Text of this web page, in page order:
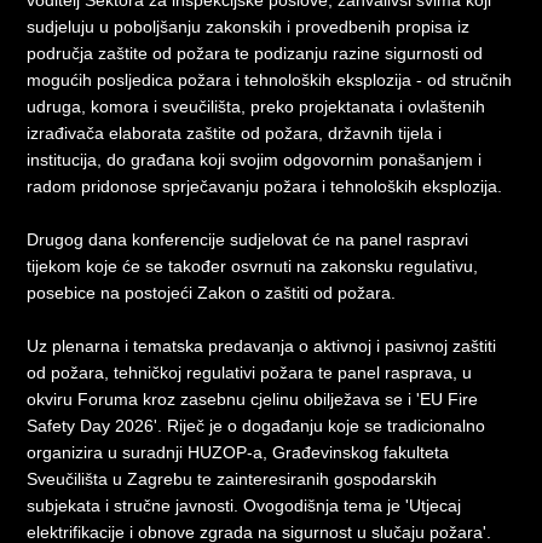
sudjeluju u poboljšanju zakonskih i provedbenih propisa iz
područja zaštite od požara te podizanju razine sigurnosti od
mogućih posljedica požara i tehnoloških eksplozija - od stručnih
udruga, komora i sveučilišta, preko projektanata i ovlaštenih
izrađivača elaborata zaštite od požara, državnih tijela i
institucija, do građana koji svojim odgovornim ponašanjem i
radom pridonose sprječavanju požara i tehnoloških eksplozija.
Drugog dana konferencije sudjelovat će na panel raspravi
tijekom koje će se također osvrnuti na zakonsku regulativu,
posebice na postojeći Zakon o zaštiti od požara.
Uz plenarna i tematska predavanja o aktivnoj i pasivnoj zaštiti
od požara, tehničkoj regulativi požara te panel rasprava, u
okviru Foruma kroz zasebnu cjelinu obilježava se i 'EU Fire
Safety Day 2026'. Riječ je o događanju koje se tradicionalno
organizira u suradnji HUZOP-a, Građevinskog fakulteta
Sveučilišta u Zagrebu te zainteresiranih gospodarskih
subjekata i stručne javnosti. Ovogodišnja tema je 'Utjecaj
elektrifikacije i obnove zgrada na sigurnost u slučaju požara'.